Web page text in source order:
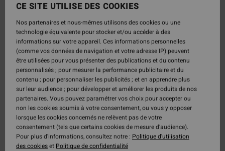
CE SITE UTILISE DES COOKIES
Nos partenaires et nous-mêmes utilisons des cookies ou une
technologie équivalente pour stocker et/ou accéder à des
informations sur votre appareil. Ces informations personnelles
(comme vos données de navigation et votre adresse IP) peuvent
être utilisées pour vous présenter des publications et du contenu
personnalisés ; pour mesurer la performance publicitaire et du
contenu ; pour personnaliser les publicités ; et en apprendre plus
sur leur audience ; pour développer et améliorer les produits de nos
partenaires. Vous pouvez paramétrer vos choix pour accepter ou
non les cookies soumis à votre consentement, ou vous y opposer
lorsque les cookies concernés ne relèvent pas de votre
consentement (tels que certains cookies de mesure d’audience).
Pour plus d'informations, consultez notre : Politique d'utilisation
des cookieset Politique de confidentialité